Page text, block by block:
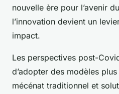
nouvelle ère pour l’avenir
l’innovation devient un
impact.
Les perspectives post-
d’adopter des modèles
mécénat traditionnel et